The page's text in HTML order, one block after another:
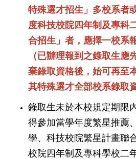
特殊選才招生」多校系者
度科技校院四年制及專科
合招生」者，應擇一校系
（已辦理報到之錄取生應
棄錄取資格後，始可再至
其特殊選才全部校系錄取
錄取生未於本校規定期限
得參加當學年度繁星推薦
學、科技校院繁星計畫聯
校院四年制及專科學校二